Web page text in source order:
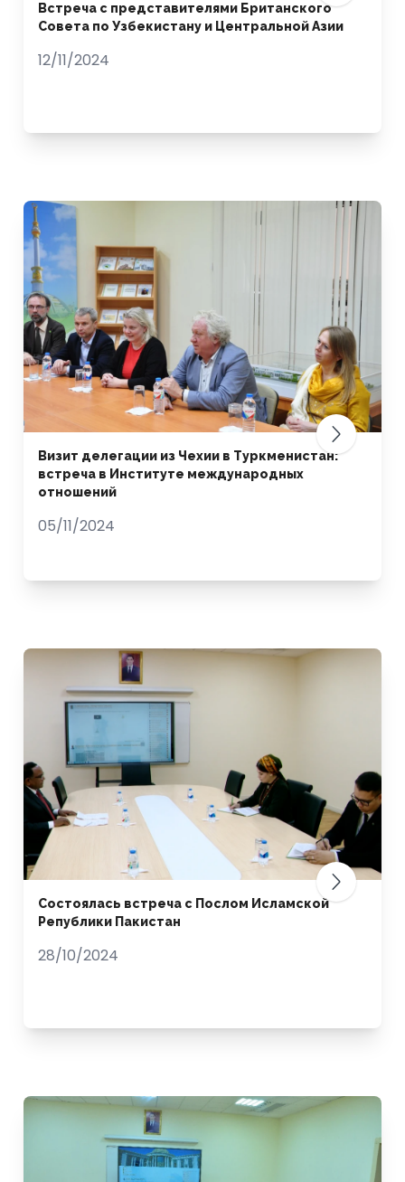
Встреча с представителями Британского
Совета по Узбекистану и Центральной Азии
12/11/2024
Визит делегации из Чехии в Туркменистан:
встреча в Институте международных
отношений
05/11/2024
Состоялась встреча с Послом Исламской
Републики Пакистан
28/10/2024